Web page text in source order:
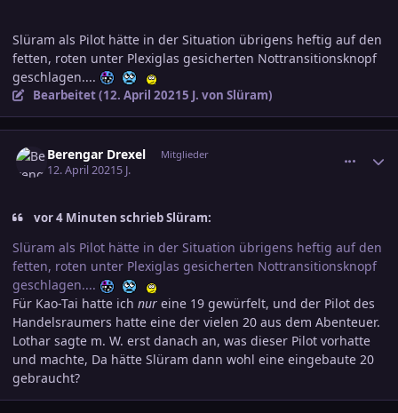
Slüram als Pilot hätte in der Situation übrigens heftig auf den
fetten, roten unter Plexiglas gesicherten Nottransitionsknopf
geschlagen....
Bearbeitet (12. April 20215 J. von Slüram)
Berengar Drexel Mitglieder
12. April 20215 J.
vor 4 Minuten schrieb Slüram:
Slüram als Pilot hätte in der Situation übrigens heftig auf den
fetten, roten unter Plexiglas gesicherten Nottransitionsknopf
geschlagen....
Für Kao-Tai hatte ich nur eine 19 gewürfelt, und der Pilot des
Handelsraumers hatte eine der vielen 20 aus dem Abenteuer.
Lothar sagte m. W. erst danach an, was dieser Pilot vorhatte
und machte, Da hätte Slüram dann wohl eine eingebaute 20
gebraucht?